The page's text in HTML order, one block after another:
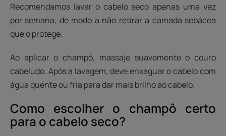
Recomendamos lavar o cabelo seco apenas uma vez
por semana, de modo a não retirar a camada sebácea
que o protege.
Ao aplicar o champô, massaje suavemente o couro
cabeludo. Após a lavagem, deve enxaguar o cabelo com
água quente ou fria para dar mais brilho ao cabelo.
Como escolher o champô certo
para o cabelo seco?